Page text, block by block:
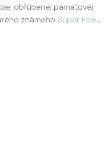
obľúbenej pamäťovej
známeho Super Foxu.